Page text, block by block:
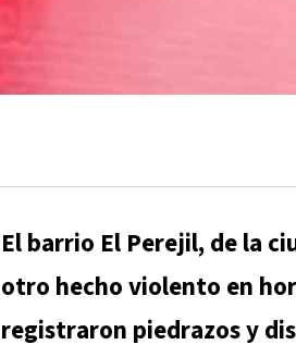
El barrio El Perejil, de la
otro hecho violento en
registraron piedrazos y